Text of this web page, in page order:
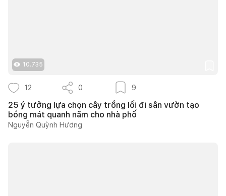
10.735
12 0 9
25 ý tưởng lựa chọn cây trồng lối đi sân vườn tạo
bóng mát quanh năm cho nhà phố
Nguyễn Quỳnh Hương